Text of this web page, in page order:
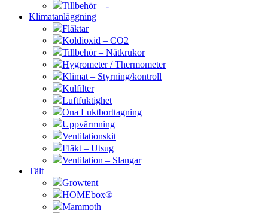
Tillbehör—-
Klimatanläggning
Fläktar
Koldioxid – CO2
Tillbehör – Nätkrukor
Hygrometer / Thermometer
Klimat – Styrning/kontroll
Kulfilter
Luftfuktighet
Ona Luktborttagning
Uppvärmning
Ventilationskit
Fläkt – Utsug
Ventilation – Slangar
Tält
Growtent
HOMEbox®
Mammoth